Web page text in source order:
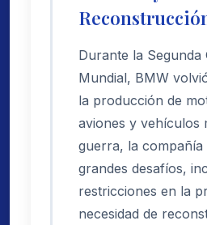
Durante la Segunda
Mundial, BMW
la producción de
aviones y vehículos
guerra, la
grandes desafíos,
restricciones en la
necesidad de